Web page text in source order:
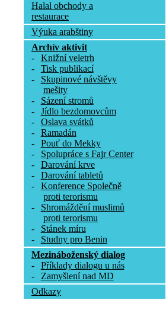
Halal obchody a
restaurace
Výuka arabštiny
Archív aktivit
-
Knižní veletrh
-
Tisk publikací
-
Skupinové návštěvy
mešity
-
Sázení stromů
-
Jídlo bezdomovcům
-
Oslava svátků
-
Ramadán
-
Pouť do Mekky
-
Spolupráce s Fajr Center
-
Darování krve
-
Darování tabletů
-
Konference Společně
proti terorismu
-
Shromáždění muslimů
proti terorismu
-
Stánek míru
-
Studny pro Benin
Mezináboženský dialog
-
Příklady dialogu u nás
-
Zamyšlení nad MD
Odkazy